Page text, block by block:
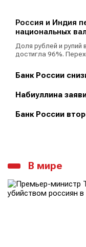
Россия и Индия
национальных
Доля рублей и рупий
достигла 96%.
Банк России
Набиуллина
Банк России
В мире